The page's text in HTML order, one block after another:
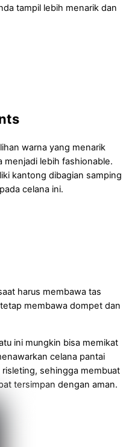
tampil lebih menarik dan
warna yang menarik
menjadi lebih fashionable.
kantong dibagian samping
celana ini.
harus membawa tas
membawa dompet dan
ini mungkin bisa memikat
celana pantai
sehingga membuat
tersimpan dengan aman.